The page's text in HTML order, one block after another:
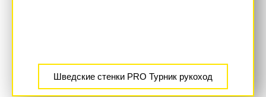
Шведские стенки PRO Турник рукоход